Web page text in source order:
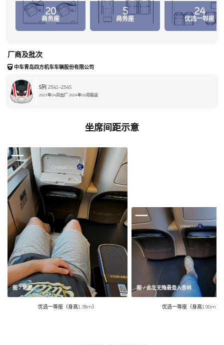
20
商务座
5
商务座
24
优选一等座
厂商及批次
中车青岛四方机车车辆股份有限公司
5列 2341~2345
2023年04月出厂 2024年06月投运
坐席间距示意
图 / 站长
优选一等座（身高1.78m）
图 / 此生无悔悬壶入杏林
优选一等座（身高1.90m）